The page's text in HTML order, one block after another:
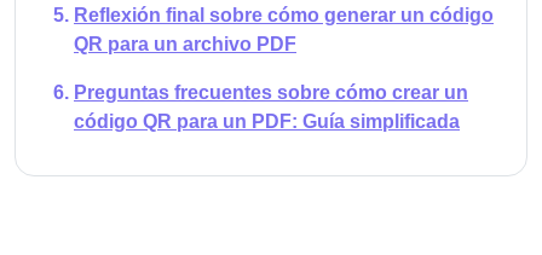
Reflexión final sobre cómo generar un código
QR para un archivo PDF
Preguntas frecuentes sobre cómo crear un
código QR para un PDF: Guía simplificada